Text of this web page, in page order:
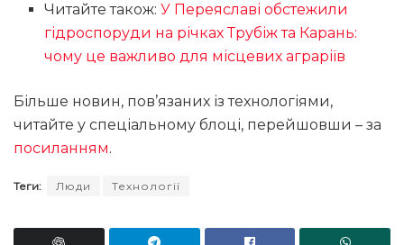
Читайте також:У Переяславі обстежили
гідроспоруди на річках Трубіж та Карань:
чому це важливо для місцевих аграріїв
Більше новин, пов’язаних із технологіями,
читайте у спеціальному блоці, перейшовши – за
посиланням.
Теги: Люди Технології